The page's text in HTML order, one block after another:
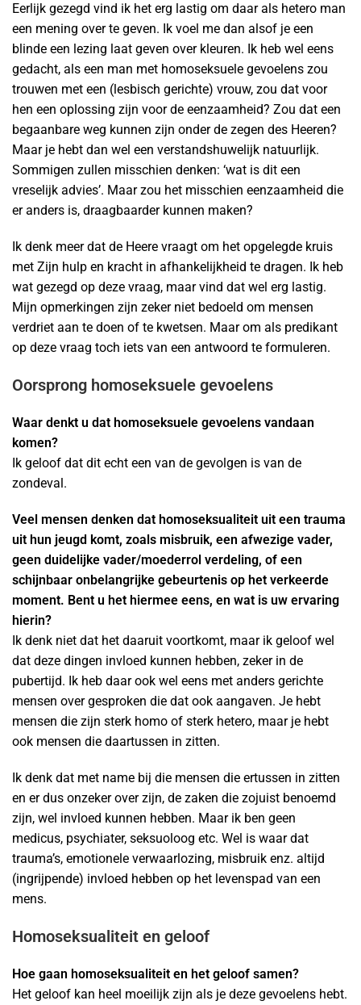
Eerlijk gezegd vind ik het erg lastig om daar als hetero man
een mening over te geven. Ik voel me dan alsof je een
blinde een lezing laat geven over kleuren. Ik heb wel eens
gedacht, als een man met homoseksuele gevoelens zou
trouwen met een (lesbisch gerichte) vrouw, zou dat voor
hen een oplossing zijn voor de eenzaamheid? Zou dat een
begaanbare weg kunnen zijn onder de zegen des Heeren?
Maar je hebt dan wel een verstandshuwelijk natuurlijk.
Sommigen zullen misschien denken: ‘wat is dit een
vreselijk advies’. Maar zou het misschien eenzaamheid die
er anders is, draagbaarder kunnen maken?
Ik denk meer dat de Heere vraagt om het opgelegde kruis
met Zijn hulp en kracht in afhankelijkheid te dragen. Ik heb
wat gezegd op deze vraag, maar vind dat wel erg lastig.
Mijn opmerkingen zijn zeker niet bedoeld om mensen
verdriet aan te doen of te kwetsen. Maar om als predikant
op deze vraag toch iets van een antwoord te formuleren.
Oorsprong homoseksuele gevoelens
Waar denkt u dat homoseksuele gevoelens vandaan
komen?
Ik geloof dat dit echt een van de gevolgen is van de
zondeval.
Veel mensen denken dat homoseksualiteit uit een trauma
uit hun jeugd komt, zoals misbruik, een afwezige vader,
geen duidelijke vader/moederrol verdeling, of een
schijnbaar onbelangrijke gebeurtenis op het verkeerde
moment. Bent u het hiermee eens, en wat is uw ervaring
hierin?
Ik denk niet dat het daaruit voortkomt, maar ik geloof wel
dat deze dingen invloed kunnen hebben, zeker in de
pubertijd. Ik heb daar ook wel eens met anders gerichte
mensen over gesproken die dat ook aangaven. Je hebt
mensen die zijn sterk homo of sterk hetero, maar je hebt
ook mensen die daartussen in zitten.
Ik denk dat met name bij die mensen die ertussen in zitten
en er dus onzeker over zijn, de zaken die zojuist benoemd
zijn, wel invloed kunnen hebben. Maar ik ben geen
medicus, psychiater, seksuoloog etc. Wel is waar dat
trauma’s, emotionele verwaarlozing, misbruik enz. altijd
(ingrijpende) invloed hebben op het levenspad van een
mens.
Homoseksualiteit en geloof
Hoe gaan homoseksualiteit en het geloof samen?
Het geloof kan heel moeilijk zijn als je deze gevoelens hebt.